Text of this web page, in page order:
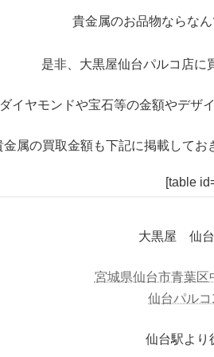
貴金属のお品物ならな
是非、大黒屋仙台パルコ店
ダイヤモンドや宝石等の金額やデザ
金属の買取金額も下記に掲載して
[table
大黒屋 仙
宮城県仙台市青葉区
仙台パル
仙台駅より